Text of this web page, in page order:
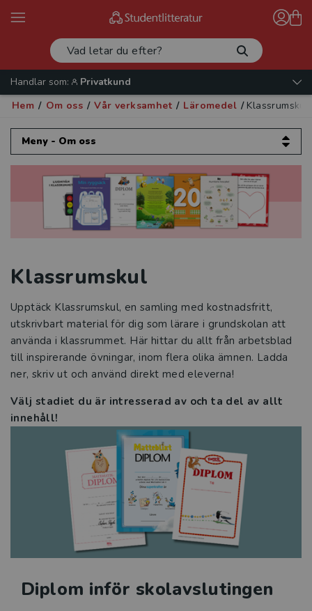
Handlar som:
Privatkund
Hem / Om oss / Vår verksamhet / Läromedel / Klassrumskul
Meny - Om oss
Om oss
Kontakta oss
Läromedel
Produktnyheter
Sfi
Läromedel i matematik för
åk F–3
åk 4–6
Kurslitteratur
Kompetensutveckling
Prova demoprodukter
Klassrumskul
Upptäck Klassrumskul, en samling med kostnadsfritt,
utskrivbart material för dig som lärare i grundskolan att
använda i klassrummet. Här hittar du allt från arbetsblad
till inspirerande övningar, inom flera olika ämnen. Ladda
ner, skriv ut och använd direkt med eleverna!
Välj stadiet du är intresserad av och ta del av allt
innehåll!
Diplom inför skolavslutingen